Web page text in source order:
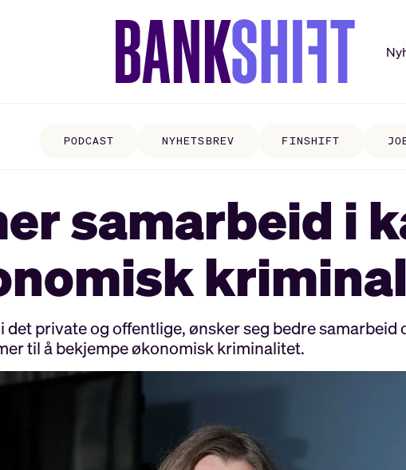
PODCAST NYHETSBREV FINSHIFT
samarbeid i
det private og offentlige, ønsker seg bedre
til å bekjempe økonomisk kriminalitet.